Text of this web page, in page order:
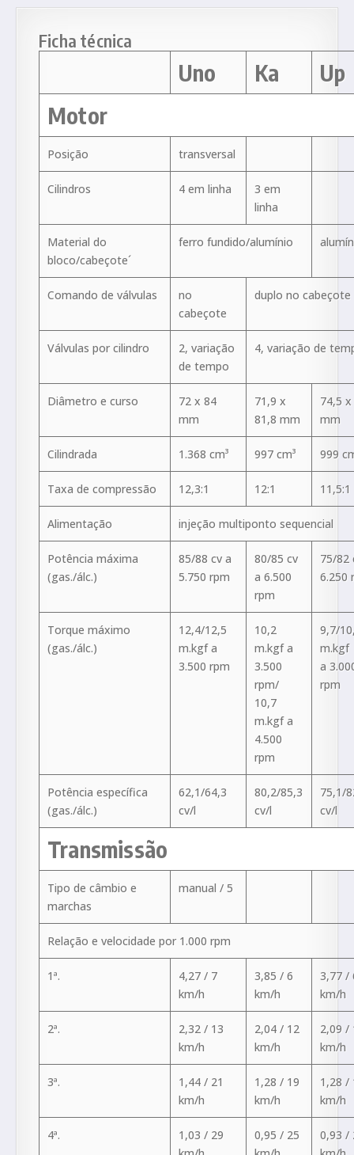
Ficha técnica
Uno Ka
Up
Motor
Posição transversal
Cilindros 4 em linha
3 em
linha
Material do
bloco/cabeçote´
ferro fundido/alumínio
Comando de válvulas
no
cabeçote
duplo no cabeçote
Válvulas por cilindro
2, variação
de tempo
4, variação de
Diâmetro e curso
72 x 84
mm
71,9 x
81,8 mm
74,5
mm
Cilindrada 1.368 cm³ 997 cm³ 999
Taxa de compressão 12,3:1 12:1 11,5:1
Alimentação injeção multiponto sequencial
Potência máxima
(gas./álc.)
85/88 cv a
5.750 rpm
80/85 cv
a 6.500
rpm
75/82
6.250
Torque máximo
(gas./álc.)
12,4/12,5
m.kgf a
3.500 rpm
10,2
m.kgf a
3.500
rpm/
10,7
m.kgf a
4.500
rpm
9,7/
m.kgf
a
rpm
Potência específica
(gas./álc.)
62,1/64,3
cv/l
80,2/85,3
cv/l
75,1/
cv/l
Transmissão
Tipo de câmbio e
marchas
manual / 5
Relação e velocidade por 1.000 rpm
1ª.
4,27 / 7
km/h
3,85 / 6
km/h
3,77 /
km/h
2ª.
2,32 / 13
km/h
2,04 / 12
km/h
2,09 /
km/h
3ª.
1,44 / 21
km/h
1,28 / 19
km/h
1,28 /
km/h
4ª.
1,03 / 29
0,95 / 25
0,93 /